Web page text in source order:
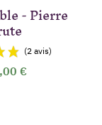
- Pierre
€